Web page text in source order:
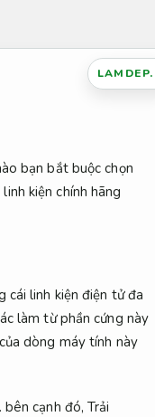
bạn bắt buộc chọn
kiện chính hãng
cái linh kiện điện tử đa
làm từ phần cứng này
dòng máy tính này
bên cạnh đó,Trải